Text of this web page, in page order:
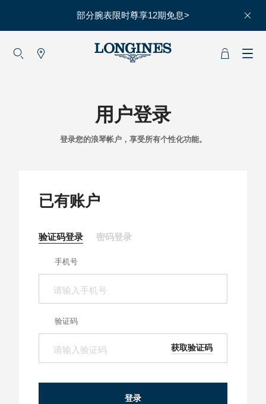
部分腕表限时尊享12期免息>
赵丽颖
运动与体育
英联邦运动会
浪琴
浪琴历史
用户登录
登录您的浪琴帐户，享受所有个性化功能。
已有账户
验证码登录 密码登录
手机号
请输入手机号
验证码
请输入验证码 获取验证码
登录